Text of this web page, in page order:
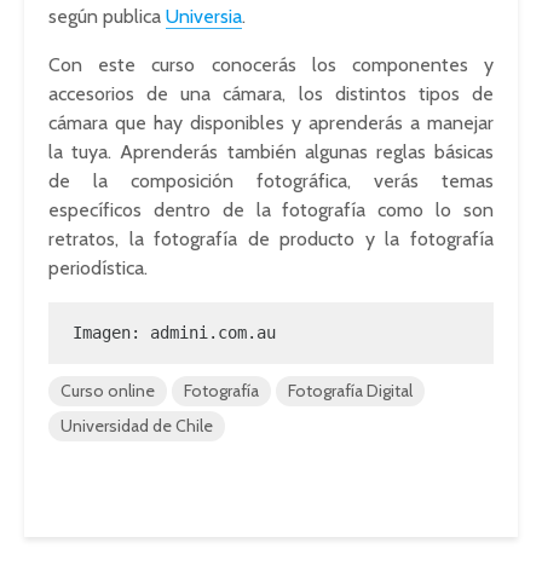
según publica Universia.
Con este curso conocerás los componentes y
accesorios de una cámara, los distintos tipos de
cámara que hay disponibles y aprenderás a manejar
la tuya. Aprenderás también algunas reglas básicas
de la composición fotográfica, verás temas
específicos dentro de la fotografía como lo son
retratos, la fotografía de producto y la fotografía
periodística.
Imagen: admini.com.au
Curso online Fotografía
Fotografía Digital
Universidad de Chile